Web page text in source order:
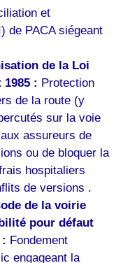
et
de PACA siégeant
de la Loi
: Protection
de la route (y
sur la voie
assureurs de
ou de bloquer la
hospitaliers
de versions .
de la voirie
pour défaut
Fondement
engageant la